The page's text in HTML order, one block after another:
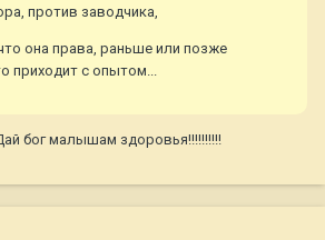
против заводчика,
она права, раньше или позже
приходит с опытом...
бог малышам здоровья!!!!!!!!!!